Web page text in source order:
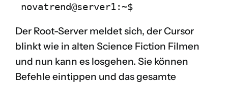
novatrend@server1:~$
Der Root-Server meldet sich, der Cursor
blinkt wie in alten Science Fiction Filmen
und nun kann es losgehen. Sie können
Befehle eintippen und das gesamte